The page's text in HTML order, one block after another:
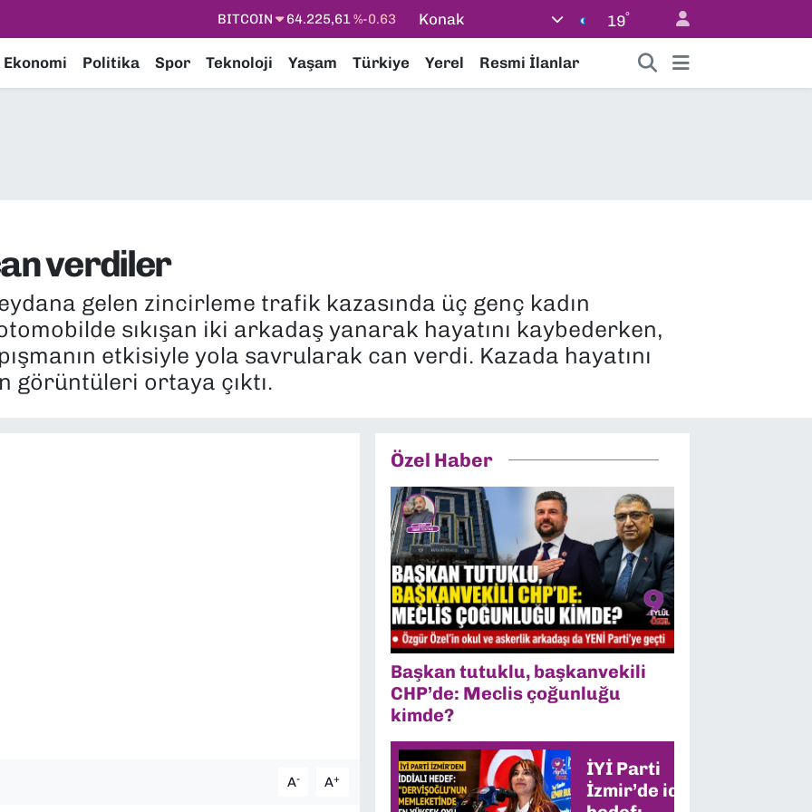
DOLAR 47,7143%0.16
STERLİN
64,2463%0.07
Konak 19°
Ekonomi Politika Spor Teknoloji Yaşam Türkiye Yerel Resmi İlanlar
verdiler
gelen zincirleme trafik kazasında üç genç kadın
sıkışan iki arkadaş yanarak hayatını kaybederken,
etkisiyle yola savrularak can verdi. Kazada hayatını
görüntüleri ortaya çıktı.
A- A+
Özel Haber
Başkan tutuklu, başkanvekili
CHP’de: Meclis çoğunluğu
kimde?
İYİ Parti
İzmir’de iddialı